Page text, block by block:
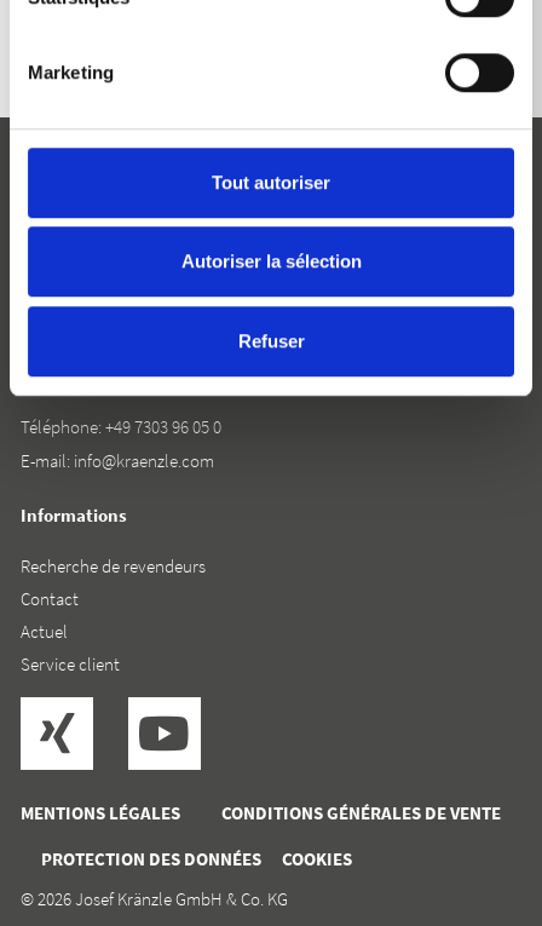
Marketing
Tout autoriser
Autoriser la sélection
Refuser
MENTIONS LÉGALES
CONDITIONS GÉNÉRALES DE VENTE
PROTECTION DES DONNÉES
COOKIES
D-89257 Illertissen
Téléphone: +49 7303 96 05 0
E-mail: info@kraenzle.com
Informations
Recherche de revendeurs
Contact
Actuel
Service client
© 2026 Josef Kränzle GmbH & Co. KG